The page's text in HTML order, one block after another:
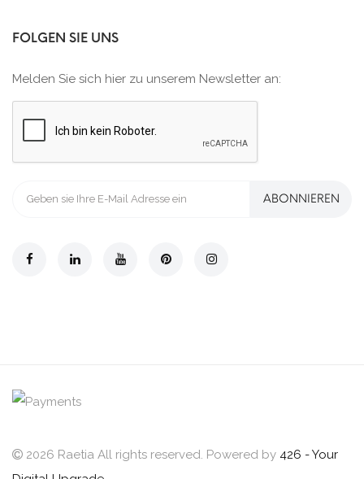
FOLGEN SIE UNS
Melden Sie sich hier zu unserem Newsletter an:
ABONNIEREN
2026 Raetia All rights reserved. Powered by 426 - Your